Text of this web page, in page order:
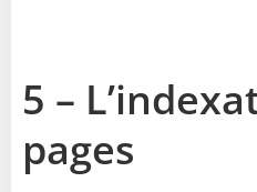
5 –
pages